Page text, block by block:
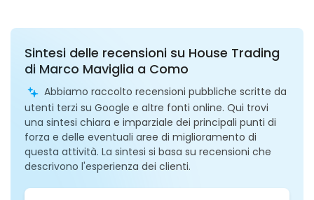
Sintesi delle recensioni su House Trading
di Marco Maviglia a Como
Abbiamo raccolto recensioni pubbliche scritte da
utenti terzi su Google e altre fonti online. Qui trovi
una sintesi chiara e imparziale dei principali punti di
forza e delle eventuali aree di miglioramento di
questa attività. La sintesi si basa su recensioni che
descrivono l'esperienza dei clienti.